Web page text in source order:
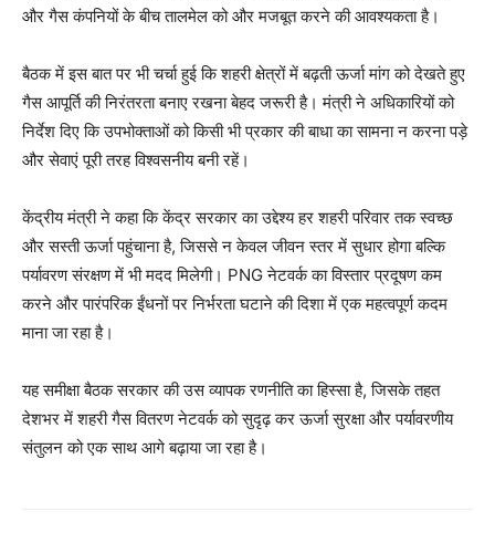
News Week
Magazine PRO
और गैस कंपनियों के बीच तालमेल को और मजबूत करने की आवश्यकता है।
बैठक में इस बात पर भी चर्चा हुई कि शहरी क्षेत्रों में बढ़ती ऊर्जा मांग को देखते हुए
गैस आपूर्ति की निरंतरता बनाए रखना बेहद जरूरी है। मंत्री ने अधिकारियों को
निर्देश दिए कि उपभोक्ताओं को किसी भी प्रकार की बाधा का सामना न करना पड़े
और सेवाएं पूरी तरह विश्वसनीय बनी रहें।
केंद्रीय मंत्री ने कहा कि केंद्र सरकार का उद्देश्य हर शहरी परिवार तक स्वच्छ
और सस्ती ऊर्जा पहुंचाना है, जिससे न केवल जीवन स्तर में सुधार होगा बल्कि
पर्यावरण संरक्षण में भी मदद मिलेगी। PNG नेटवर्क का विस्तार प्रदूषण कम
करने और पारंपरिक ईंधनों पर निर्भरता घटाने की दिशा में एक महत्वपूर्ण कदम
माना जा रहा है।
यह समीक्षा बैठक सरकार की उस व्यापक रणनीति का हिस्सा है, जिसके तहत
देशभर में शहरी गैस वितरण नेटवर्क को सुदृढ़ कर ऊर्जा सुरक्षा और पर्यावरणीय
संतुलन को एक साथ आगे बढ़ाया जा रहा है।